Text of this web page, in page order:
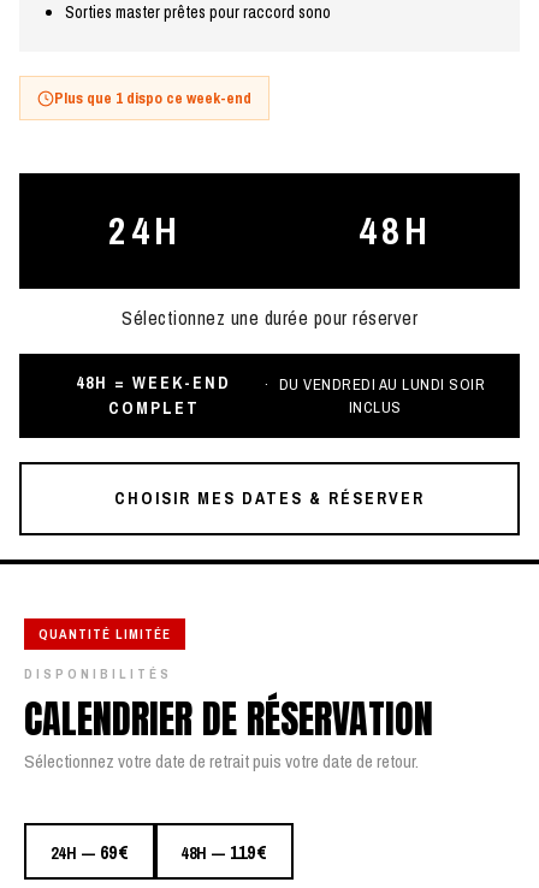
Sorties master prêtes pour raccord sono
Plus que 1 dispo ce week-end
24H 48H
Sélectionnez une durée pour réserver
48H = WEEK-END
COMPLET
DU VENDREDI AU LUNDI SOIR
INCLUS
CHOISIR MES DATES & RÉSERVER
QUANTITÉ LIMITÉE
DISPONIBILITÉS
CALENDRIER DE RÉSERVATION
Sélectionnez votre date de retrait puis votre date de retour.
24H — 69€ 48H — 119€